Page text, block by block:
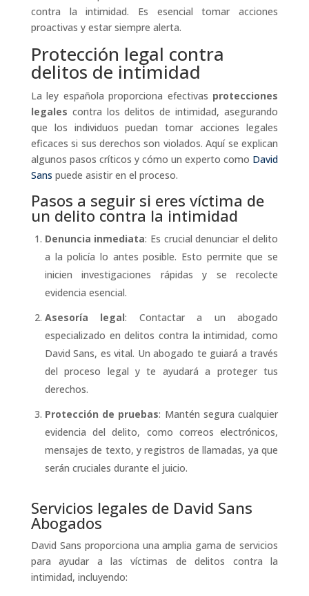
contra la intimidad. Es esencial tomar acciones
proactivas y estar siempre alerta.
Protección legal contra
delitos de intimidad
La ley española proporciona efectivas protecciones
legales contra los delitos de intimidad, asegurando
que los individuos puedan tomar acciones legales
eficaces si sus derechos son violados. Aquí se explican
algunos pasos críticos y cómo un experto como David
Sans puede asistir en el proceso.
Pasos a seguir si eres víctima de
un delito contra la intimidad
Denuncia inmediata: Es crucial denunciar el delito
a la policía lo antes posible. Esto permite que se
inicien investigaciones rápidas y se recolecte
evidencia esencial.
Asesoría legal: Contactar a un abogado
especializado en delitos contra la intimidad, como
David Sans, es vital. Un abogado te guiará a través
del proceso legal y te ayudará a proteger tus
derechos.
Protección de pruebas: Mantén segura cualquier
evidencia del delito, como correos electrónicos,
mensajes de texto, y registros de llamadas, ya que
serán cruciales durante el juicio.
Servicios legales de David Sans
Abogados
David Sans proporciona una amplia gama de servicios
para ayudar a las víctimas de delitos contra la
intimidad, incluyendo: